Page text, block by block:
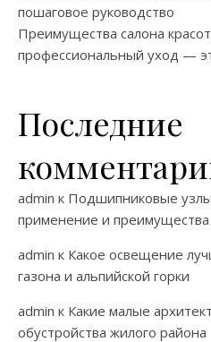
пошаговое руководство
Преимущества салона
профессиональный уход —
Последние
admin к Подшипниковые
применение и преимущества
admin к Какое освещение
газона и альпийской горки
admin к Какие малые
обустройства жилого района